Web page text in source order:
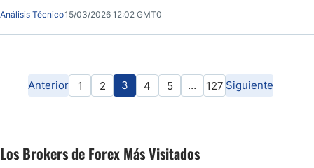
sobre lo que sucederá a continuación, especialmente en las naciones del
Golfo que están siendo atacadas por Irán.
Análisis Técnico15/03/2026 12:02 GMT0
Anterior 1 2 3 4 5 … 127 Siguiente
Los Brokers de Forex Más Visitados